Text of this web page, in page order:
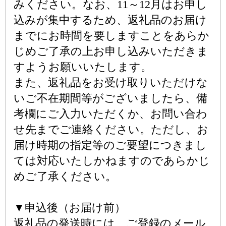
みください。なお、11～12月はお申し
込みが集中するため、返礼品のお届け
までにお時間を要しますことをあらか
じめご了承の上お申し込みいただきま
すようお願いいたします。
また、返礼品をお受け取りいただけな
いご不在期間等がございましたら、備
考欄にご入力いただくか、お問い合わ
せ先までご連絡ください。ただし、お
届け時期の指定等のご要望につきまし
ては対応いたしかねますのであらかじ
めご了承ください。
▼申込後（お届け前）
返礼品の発送時には、ご登録のメール